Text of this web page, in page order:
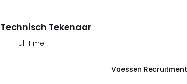
Technisch Tekenaar
Full Time
Vaessen Recruitment